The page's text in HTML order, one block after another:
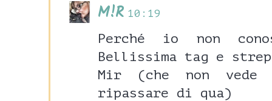
M!R 10:19
Perché io non
Bellissima tag e
Mir (che non
ripassare di qua)